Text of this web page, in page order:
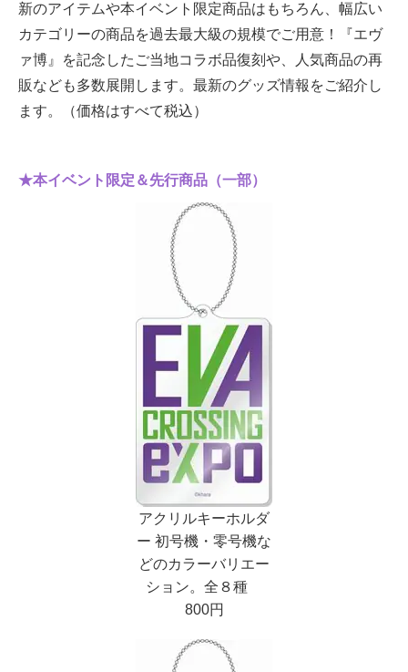
新のアイテムや本イベント限定商品はもちろん、幅広い
カテゴリーの商品を過去最大級の規模でご用意！『エヴ
ァ博』を記念したご当地コラボ品復刻や、人気商品の再
販なども多数展開します。最新のグッズ情報をご紹介し
ます。（価格はすべて税込）
★本イベント限定＆先行商品（一部）
アクリルキーホルダ
ー 初号機・零号機な
どのカラーバリエー
ション。全８種
800円